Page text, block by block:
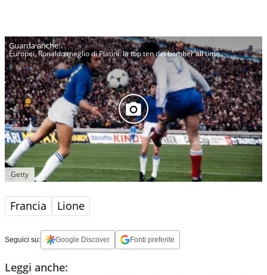
Europei, Ronaldo meglio di Platini: la top ten dei bomber all time
Getty
Francia Lione
Seguici su: Google Discover Fonti preferite
Leggi anche: